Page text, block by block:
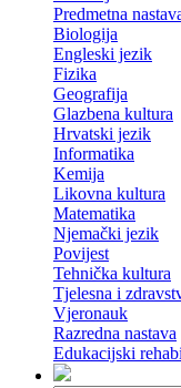
Predmetna
Biologija
Engleski jezik
Fizika
Geografija
Glazbena kultura
Hrvatski jezik
Informatika
Kemija
Likovna kultura
Matematika
Njemački jezik
Povijest
Tehnička kultura
Tjelesna i
Vjeronauk
Razredna nastava
Edukacijski